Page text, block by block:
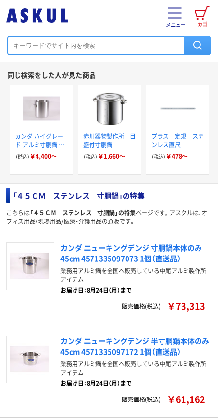
カゴ
メニュー
同じ検索をした人が見た商品
カンダ ハイグレー
ド アルミ寸胴鍋 目
盛付 本体のみ
（税込） ￥4,400～
赤川器物製作所 目
盛付寸胴鍋
（税込） ￥1,660～
プラス 定規 ステ
ンレス直尺
（税込） ￥478～
「４５ＣＭ ステンレス 寸胴鍋」の特集
こちらは「４５ＣＭ ステンレス 寸胴鍋」の特集ページです。アスクルは、オ
フィス用品/現場用品/医療・介護用品の通販です。
カンダ ニューキングデンジ 寸胴鍋本体のみ
45cm 4571335097073 1個（直送品）
業務用アルミ鍋を全国へ販売している中尾アルミ製作所
アイテム
お届け日：8月24日（月）まで
販売価格(税込)
￥73,313
カンダ ニューキングデンジ 半寸胴鍋本体のみ
45cm 4571335097172 1個（直送品）
業務用アルミ鍋を全国へ販売している中尾アルミ製作所
アイテム
お届け日：8月24日（月）まで
販売価格(税込)
￥61,162